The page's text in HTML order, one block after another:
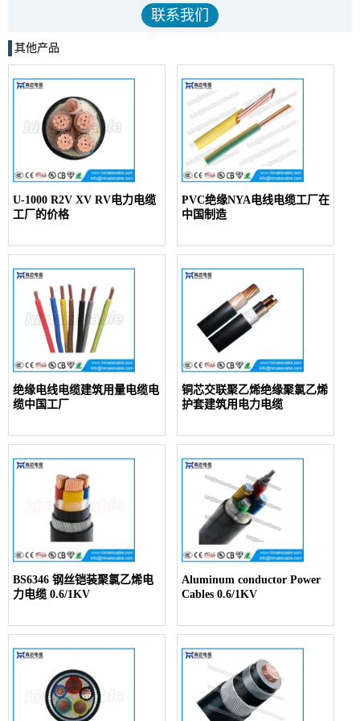
其他产品
U-1000 R2V XV RV电力电缆
工厂的价格
PVC绝缘NYA电线电缆工厂在
中国制造
绝缘电线电缆建筑用量电缆电
缆中国工厂
铜芯交联聚乙烯绝缘聚氯乙烯
护套建筑用电力电缆
BS6346 钢丝铠装聚氯乙烯电
力电缆 0.6/1KV
Aluminum conductor Power
Cables 0.6/1KV